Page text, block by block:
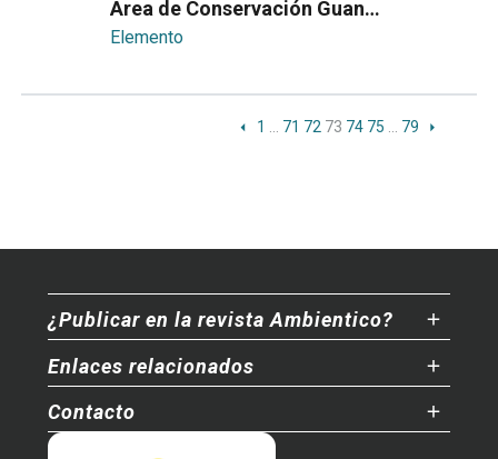
Área de Conservación Guanacaste (ACG)
Elemento
1 71 72 73 74 75 79
¿Publicar en la revista Ambientico?
Enlaces relacionados
Contacto